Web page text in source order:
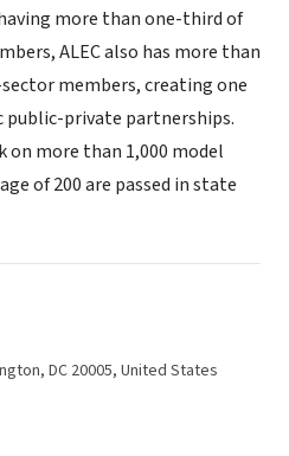
more than one-third of
ALEC also has more than
members, creating one
public-private partnerships.
on more than 1,000 model
of 200 are passed in state
DC 20005, United States